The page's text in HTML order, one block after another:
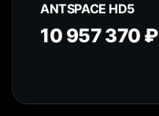
ANTSPACE HD5
10 957 370 ₽